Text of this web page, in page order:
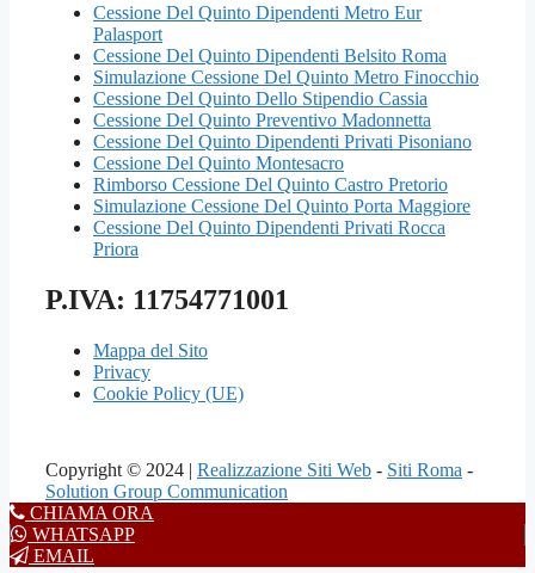
Cessione Del Quinto Dipendenti Metro Eur
Palasport
Cessione Del Quinto Dipendenti Belsito Roma
Simulazione Cessione Del Quinto Metro Finocchio
Cessione Del Quinto Dello Stipendio Cassia
Cessione Del Quinto Preventivo Madonnetta
Cessione Del Quinto Dipendenti Privati Pisoniano
Cessione Del Quinto Montesacro
Rimborso Cessione Del Quinto Castro Pretorio
Simulazione Cessione Del Quinto Porta Maggiore
Cessione Del Quinto Dipendenti Privati Rocca
Priora
P.IVA: 11754771001
Mappa del Sito
Privacy
Cookie Policy (UE)
Copyright © 2024 | Realizzazione Siti Web - Siti Roma -
Solution Group Communication
CHIAMA ORA
WHATSAPP
EMAIL